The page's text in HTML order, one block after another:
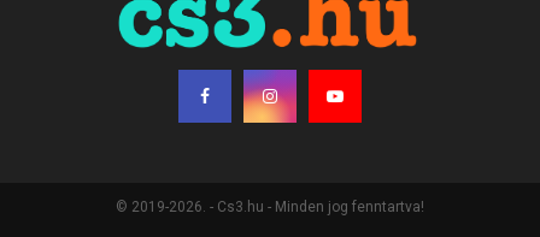
© 2019-2026. - Cs3.hu - Minden jog fenntartva!